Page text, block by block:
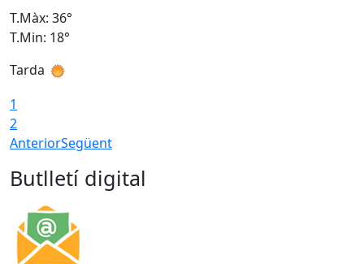
T.Màx: 36°
T.Min: 18°
Tarda
1
2
AnteriorSegüent
Butlletí digital